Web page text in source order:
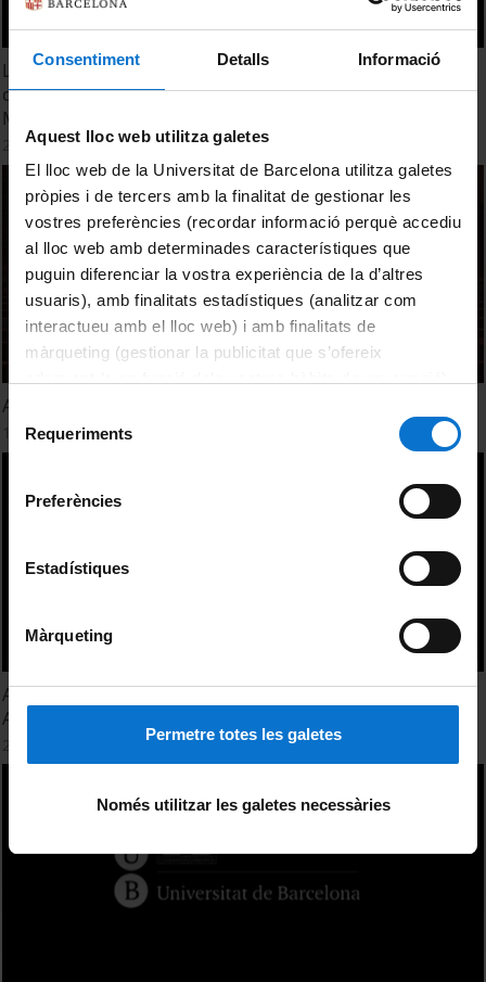
Consentiment Detalls Informació
Aquest lloc web utilitza galetes
El lloc web de la Universitat de Barcelona utilitza galetes
pròpies i de tercers amb la finalitat de gestionar les
vostres preferències (recordar informació perquè accediu
al lloc web amb determinades característiques que
puguin diferenciar la vostra experiència de la d’altres
usuaris), amb finalitats estadístiques (analitzar com
interactueu amb el lloc web) i amb finalitats de
màrqueting (gestionar la publicitat que s’ofereix
consultar laPolítica de galetes del lloc web de la
Selecció
Requeriments
Preferències
Estadístiques
Màrqueting
Permetre totes les galetes
Només utilitzar les galetes necessàries
Lliurament dels títols de doctor 2010 per la UB, lliurament
del XV Premi Claustre de Doctors i conferiment de la
Medalla d'Or a la Fundació Vicente Ferrer
25 Mayo, 2012
Acte de cloenda del curs d'Estudis Hispànics 2011-2012
17 Mayo, 2012
Acte de commemoració dels 20 anys del Postgrau en
Atenció Prehospitalària Urgent